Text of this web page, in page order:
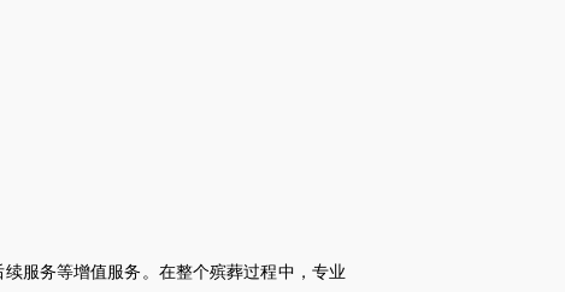
服务等增值服务。在整个殡葬过程中，专业